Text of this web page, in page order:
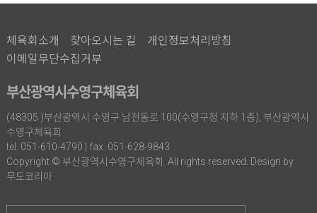
체육회소개 찾아오시는 길
개인정보처리방침
이메일무단수집거부
부산광역시수영구체육회
(48305 )부산광역시 수영구 남천동로 100(수영구청 지하 1층), 부산광역시
수영구체육회
tel. 051-610-4790 | fax. 051-628-9843
Copyright © 부산광역시수영구체육회. All rights reserved. Design by
무도코리아